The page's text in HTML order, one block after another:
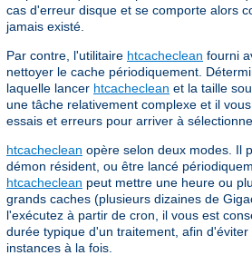
cas d'erreur disque et se comporte alors
jamais existé.
Par contre, l'utilitaire htcacheclean fourni
nettoyer le cache périodiquement.
laquelle lancer htcacheclean et la taille
une tâche relativement complexe et il
essais et erreurs pour arriver à
htcacheclean opère selon deux modes. Il
démon résident, ou être lancé
htcacheclean peut mettre une heure ou
grands caches (plusieurs dizaines de
l'exécutez à partir de cron, il vous est
durée typique d'un traitement, afin
instances à la fois.